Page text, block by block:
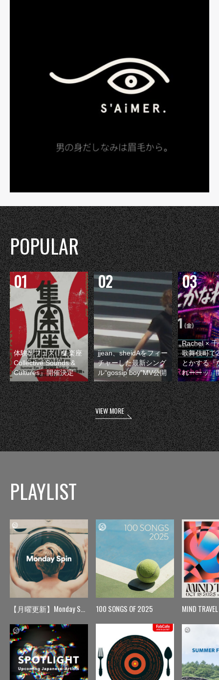
POPULAR
体験型フェス『集楽座
Collective Sounds &
Cultures』開催決定
jjean、sheidAをフィー
チャーした最新シング
ル“gossip boy”MV公開
Rachel ×
歌舞伎町で
とかする『
れーーッ』
VIEW MORE
PLAYLIST
【月曜更新】Monday Spin 100 SONGS OF 2025 MIND TRAVEL